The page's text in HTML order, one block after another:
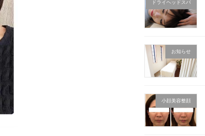
ドライヘッドスパ
お知らせ
小顔美容整顔